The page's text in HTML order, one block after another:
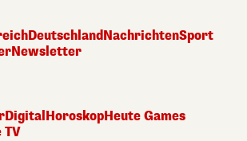
DeutschlandNachrichtenSport
Newsletter
Digital HoroskopHeute Games
TV